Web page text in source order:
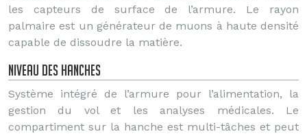
les capteurs de surface de l’armure. Le rayon
palmaire est un générateur de muons à haute densité
capable de dissoudre la matière.
Niveau des hanches
Système intégré de l’armure pour l’alimentation, la
gestion du vol et les analyses médicales. Le
compartiment sur la hanche est multi-tâches et peut